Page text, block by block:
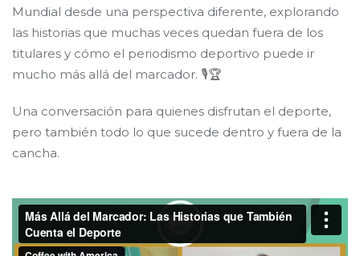
Mundial desde una perspectiva diferente, explorando
las historias que muchas veces quedan fuera de los
titulares y cómo el periodismo deportivo puede ir
mucho más allá del marcador. 🎙️🏆
Una conversación para quienes disfrutan el deporte,
pero también todo lo que sucede dentro y fuera de la
cancha.